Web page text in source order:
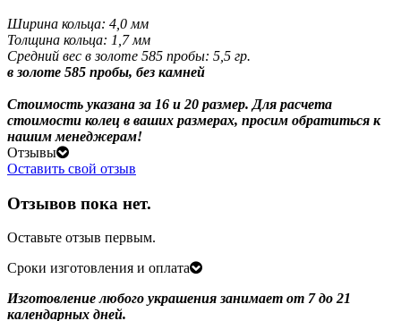
Ширина кольца: 4,0 мм
Толщина кольца: 1,7 мм
Средний вес в золоте 585 пробы: 5,5 гр.
в золоте 585 пробы, без камней
Стоимость указана за 16 и 20 размер. Для расчета
стоимости колец в ваших размерах, просим обратиться к
нашим менеджерам!
Отзывы
Оставить свой отзыв
Отзывов пока нет.
Оставьте отзыв первым.
Сроки изготовления и оплата
Изготовление любого украшения занимает от 7 до 21
календарных дней.